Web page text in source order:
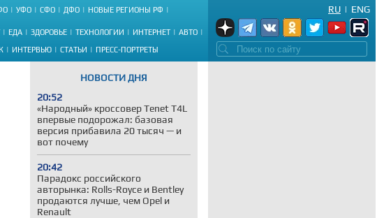
УФО СФО ДФО НОВЫЕ РЕГИОНЫ РФ
ЕДА ЗДОРОВЬЕ ТЕХНОЛОГИИ ИНТЕРНЕТ АВТО
ИНТЕРВЬЮ СТАТЬИ ПРЕСС-ПОРТРЕТЫ
ENG
|
RU
НОВОСТИ ДНЯ
20:52
«Народный» кроссовер Tenet T4L
впервые подорожал: базовая
версия прибавила 20 тысяч — и
вот почему
20:42
Парадокс российского
авторынка: Rolls-Royce и Bentley
продаются лучше, чем Opel и
Renault